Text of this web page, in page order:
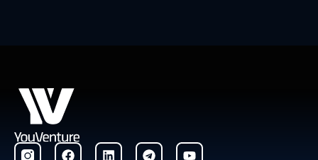
F
L
T
Y